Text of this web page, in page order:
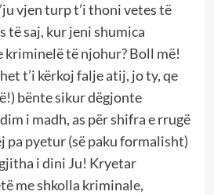
vjen turp t’i thoni vetes të
të saj, kur jeni shumica
kriminelë të njohur? Boll më!
t’i kërkoj falje atij, jo ty, qe
bënte sikur dëgjonte
i madh, as për shifra e rrugë
pyetur (së paku formalisht)
i dini Ju! Kryetar
me shkolla kriminale,